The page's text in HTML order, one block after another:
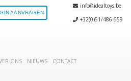
AANVRAGEN
info@idealtoys.be
+32(0)51/486 659
ONS NIEUWS CONTACT